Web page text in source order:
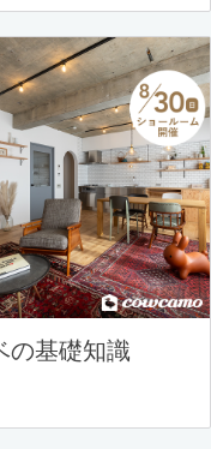
の基礎知識